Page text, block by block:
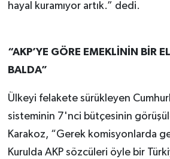
hayal kuramıyor artık.” dedi.
“AKP’YE GÖRE EMEKLİNİN BİR
BALDA”
Ülkeyi felakete sürükleyen
sisteminin 7'nci bütçesinin
Karakoz, “Gerek komisyonlarda
Kurulda AKP sözcüleri öyle bir